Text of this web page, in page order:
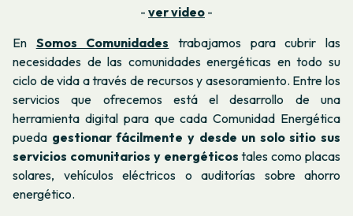
- ver video -
En Somos Comunidades trabajamos para cubrir las
necesidades de las comunidades energéticas en todo su
ciclo de vida a través de recursos y asesoramiento. Entre los
servicios que ofrecemos está el desarrollo de una
herramienta digital para que cada Comunidad Energética
pueda gestionar fácilmente y desde un solo sitio sus
servicios comunitarios y energéticos tales como placas
solares, vehículos eléctricos o auditorías sobre ahorro
energético.